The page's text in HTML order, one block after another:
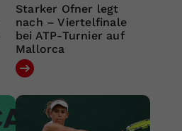
Starker Ofner legt
nach – Viertelfinale
bei ATP-Turnier auf
Mallorca